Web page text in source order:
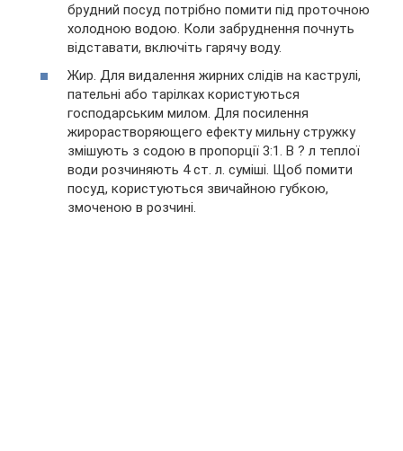
брудний посуд потрібно помити під проточною
холодною водою. Коли забруднення почнуть
відставати, включіть гарячу воду.
Жир. Для видалення жирних слідів на каструлі,
пательні або тарілках користуються
господарським милом. Для посилення
жирорастворяющего ефекту мильну стружку
змішують з содою в пропорції 3:1. В ? л теплої
води розчиняють 4 ст. л. суміші. Щоб помити
посуд, користуються звичайною губкою,
змоченою в розчині.